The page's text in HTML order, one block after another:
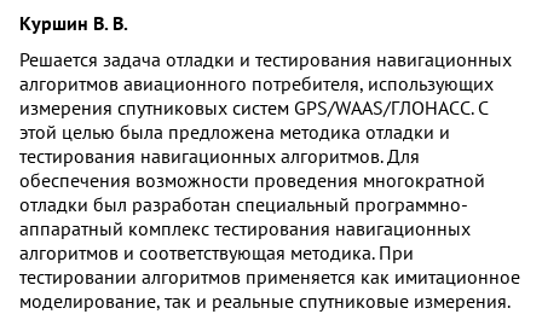
Куршин В. В.
Решается задача отладки и тестирования навигационных
алгоритмов авиационного потребителя, использующих
измерения спутниковых систем GPS/WAAS/ГЛОНАСС. С
этой целью была предложена методика отладки и
тестирования навигационных алгоритмов. Для
обеспечения возможности проведения многократной
отладки был разработан специальный программно-
аппаратный комплекс тестирования навигационных
алгоритмов и соответствующая методика. При
тестировании алгоритмов применяется как имитационное
моделирование, так и реальные спутниковые измерения.